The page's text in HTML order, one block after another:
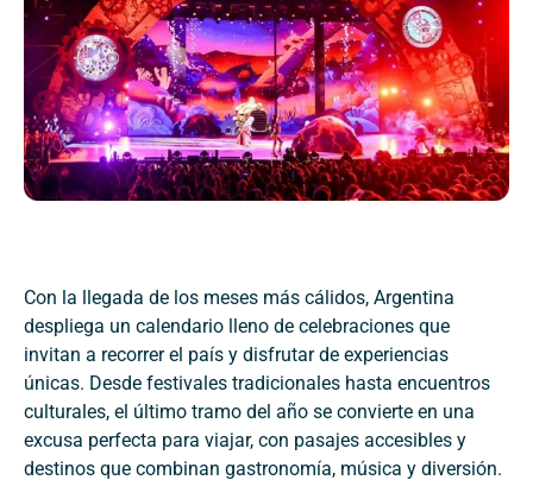
Con la llegada de los meses más cálidos, Argentina
despliega un calendario lleno de celebraciones que
invitan a recorrer el país y disfrutar de experiencias
únicas. Desde festivales tradicionales hasta encuentros
culturales, el último tramo del año se convierte en una
excusa perfecta para viajar, con pasajes accesibles y
destinos que combinan gastronomía, música y diversión.